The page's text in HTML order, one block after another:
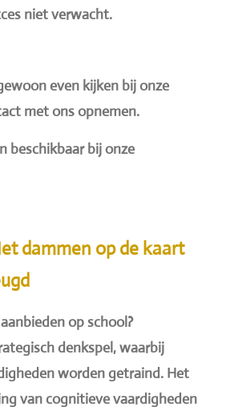
niet verwacht.
even kijken bij onze
met ons opnemen.
beschikbaar bij onze
dammen op de kaart
op school?
denkspel, waarbij
worden getraind. Het
van cognitieve vaardigheden